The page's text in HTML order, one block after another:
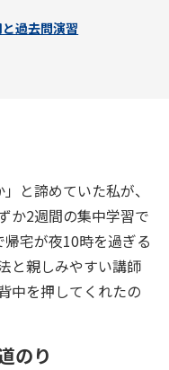
過去問演習
と諦めていた私が、
か2週間の集中学習で
宅が夜10時を過ぎる
と親しみやすい講師
中を押してくれたの
のり